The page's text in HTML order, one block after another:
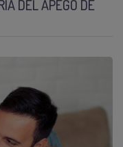
DEL APEGO DE